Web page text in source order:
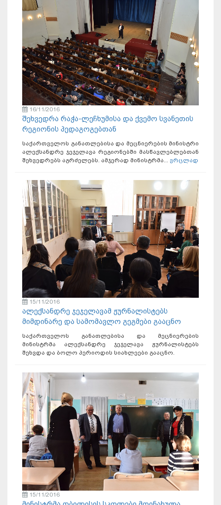
16/11/2016
შეხვედრა რაჭა-ლეჩხუმისა და ქვემო სვანეთის
რეგიონის პედაგოგებთან
საქართველოს განათლებისა და მეცნიერების მინისტრი
ალექსანდრე ჯეჯელავა რეგიონებში მასწავლებლებთან
შეხვედრებს აგრძელებს. ამჯერად მინისტრმა... ვრცლად
15/11/2016
ალექსანდრე ჯეჯელავამ ჟურნალისტებს
მიმდინარე და სამომავლო გეგმები გააცნო
საქართველოს განათლებისა და მეცნიერების
მინისტრმა ალექსანდრე ჯეჯელავა ჟურნალისტებს
შეხვდა და ბოლო პერიოდის სიახლეები გააცნო.
15/11/2016